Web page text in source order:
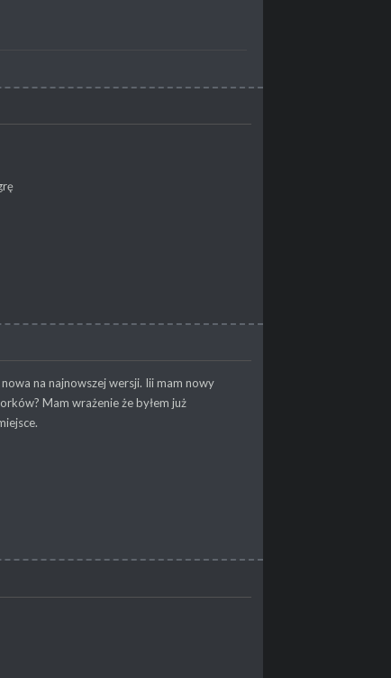
na najnowszej wersji. Iii mam nowy
Mam wrażenie że byłem już